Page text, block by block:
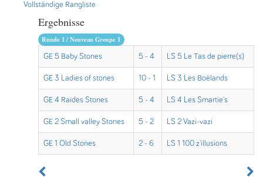
Vollständige Rangliste
Ergebnisse
Runde 1 / Nouveau Groupe 1
GE 5 Baby Stones 5 - 4 LS 5 Le Tas de pierre(s)
GE 3 Ladies of stones 10 - 1 LS 3 Les Boëlands
GE 4 Raides Stones 5 - 4 LS 4 Les Smartie's
GE 2 Small valley Stones 5 - 2 LS 2 Vazi-vazi
GE 1 Old Stones 2 - 6 LS 1 100 z'illusions